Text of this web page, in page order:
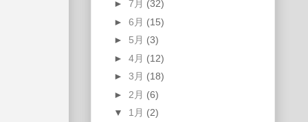
► 7月 (32)
► 6月 (15)
► 5月 (3)
► 4月 (12)
► 3月 (18)
► 2月 (6)
▼ 1月 (2)